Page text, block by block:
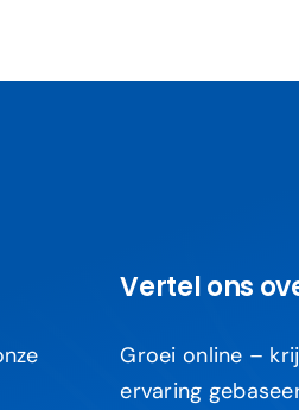
Vertel ons
Groei online –
ervaring